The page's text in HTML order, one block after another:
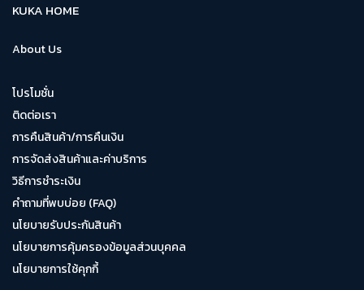
KUKA HOME
About Us
โปรโมชั่น
ติดต่อเรา
การคืนสินค้า/การคืนเงิน
การจัดส่งสินค้าและค่าบริการ
วิธีการชำระเงิน
คำถามที่พบบ่อย (FAQ)
นโยบายรับประกันสินค้า
นโยบายการคุ้มครองข้อมูลส่วนบุคคล
นโยบายการใช้คุกกี้